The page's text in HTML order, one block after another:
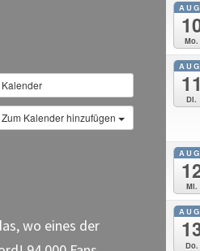
Kalender
Zum Kalender hinzufügen
wo eines der
Mo.
11
Di.
Mi.
Do.